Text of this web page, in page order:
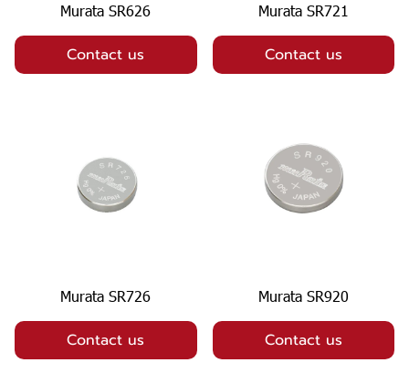
Murata SR626
Contact us
Murata SR721
Contact us
Murata SR726
Contact us
Murata SR920
Contact us